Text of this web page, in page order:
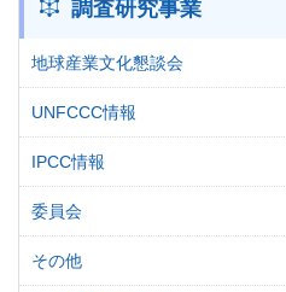
調査研究事業
地球産業文化懇談会
UNFCCC情報
IPCC情報
委員会
その他